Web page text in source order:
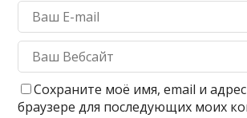
Сохраните моё имя, email и
браузере для последующих моих